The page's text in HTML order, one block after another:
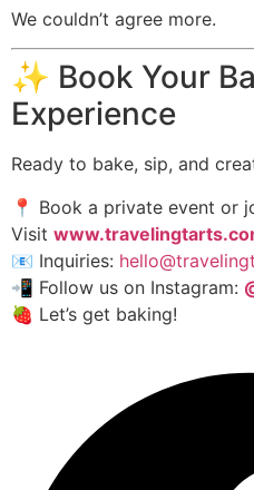
We couldn’t agree more.
✨ Book Your
Experience
Ready to bake, sip, and
📍 Book a private event or
Visit
📧 Inquiries:
📲 Follow us on Instagram:
🍓 Let’s get baking!